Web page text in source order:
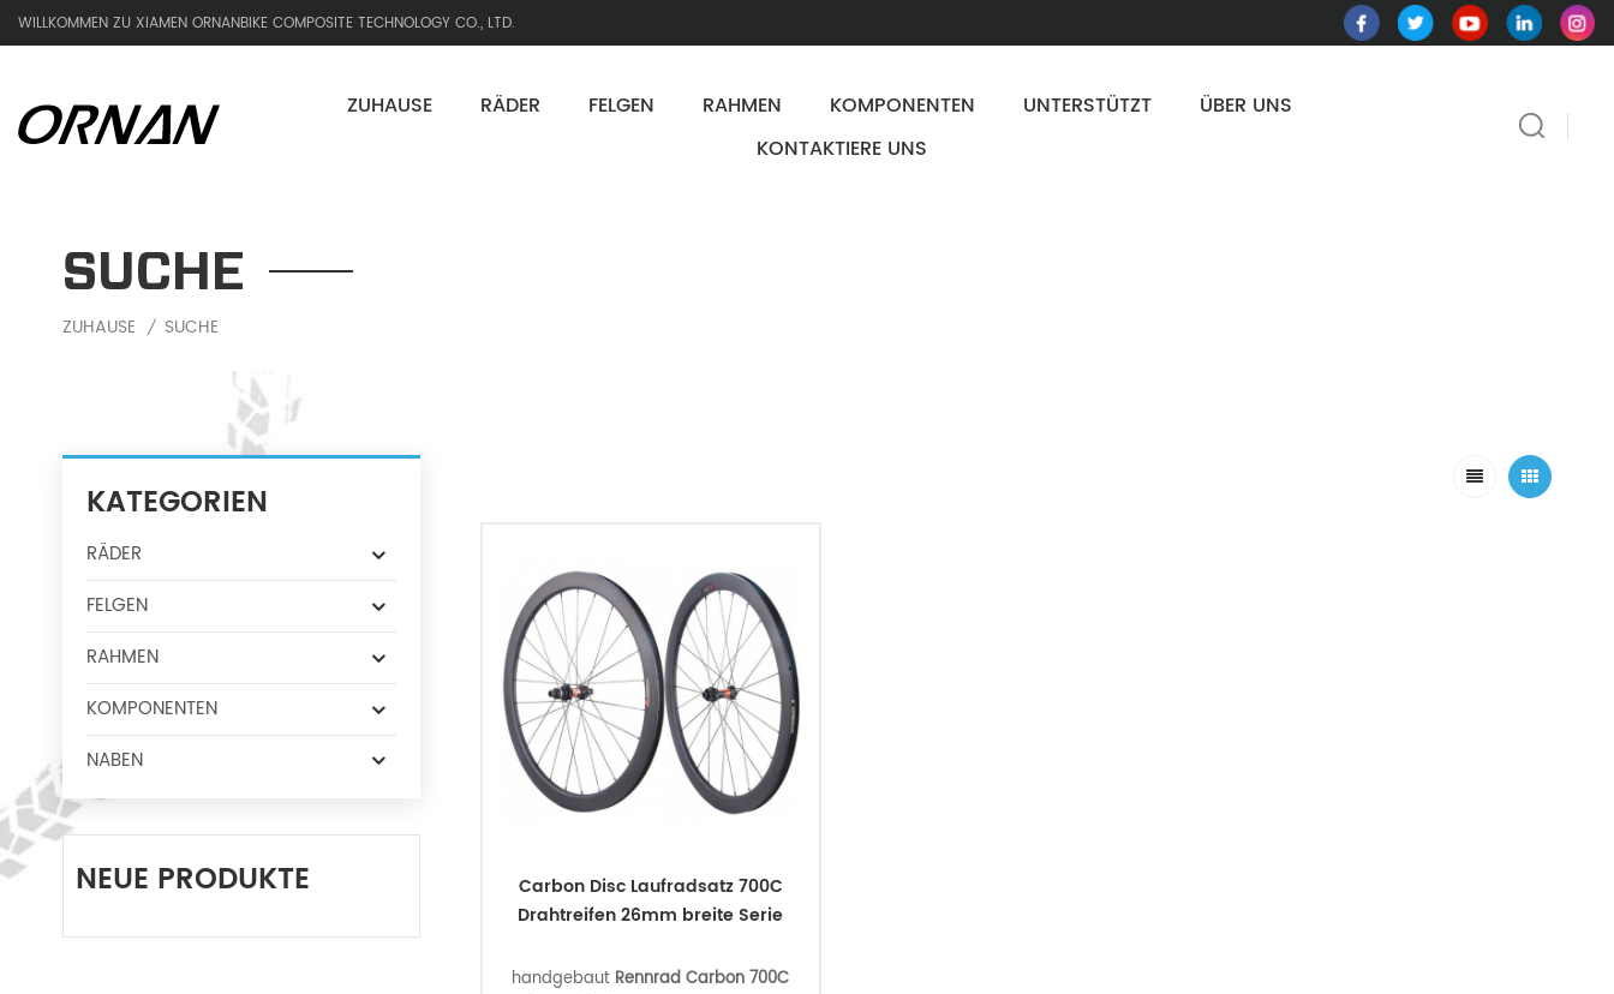
WILLKOMMEN ZU XIAMEN ORNANBIKE COMPOSITE TECHNOLOGY CO., LTD.
ZUHAUSE RÄDER FELGEN RAHMEN KOMPONENTEN UNTERSTÜTZT
ÜBER UNS
KONTAKTIERE UNS
SUCHE
ZUHAUSE / SUCHE
KATEGORIEN
RÄDER
FELGEN
RAHMEN
KOMPONENTEN
NABEN
NEUE PRODUKTE
Carbon Disc Laufradsatz 700C
Drahtreifen 26mm breite Serie
handgebaut Rennrad Carbon 700C